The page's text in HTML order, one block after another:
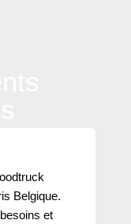
Belgique.
et